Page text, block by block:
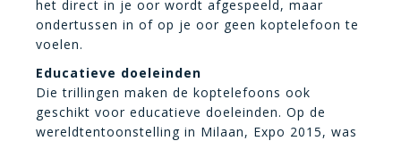
het direct in je oor wordt afgespeeld, maar
ondertussen in of op je oor geen koptelefoon te
voelen.
Educatieve doeleinden
Die trillingen maken de koptelefoons ook
geschikt voor educatieve doeleinden. Op de
wereldtentoonstelling in Milaan, Expo 2015, was